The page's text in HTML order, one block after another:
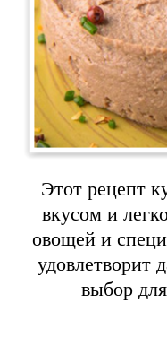
Этот рецепт
вкусом и
овощей и
удовлетворит
выбор